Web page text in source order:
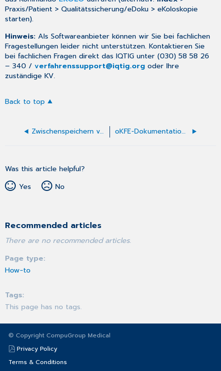
Praxis/Patient > Qualitätssicherung/eDoku > eKoloskopie
starten).
Hinweis:Als Softwareanbieter können wir Sie bei fachlichen
Fragestellungen leider nicht unterstützen. Kontaktieren Sie
bei fachlichen Fragen direkt das IQTIG unter (030) 58 58 26
– 340 /verfahrenssupport@iqtig.org oder Ihre
zuständige KV.
Back to top
Zwischenspeichern von begonnenen Dokumentationen oKFE-Dokumentation Darmkrebs
Was this article helpful?
Yes
No
Recommended articles
There are no recommended articles.
Page type
How-to
Tags
This page has no tags.
© Copyright CompuGroup Medical
Privacy Policy
Terms & Conditions